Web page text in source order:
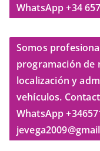
WhatsApp +34
Somos
programación de
localización y
vehículos.
WhatsApp